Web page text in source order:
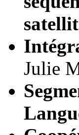
Julie